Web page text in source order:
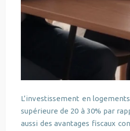
L’investissement en
supérieure de 20 à 30% par
aussi des avantages fiscaux